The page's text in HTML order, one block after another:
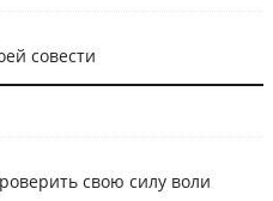
совести
свою силу воли